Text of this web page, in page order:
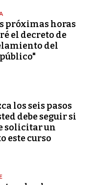
próximas horas
el decreto de
del
los seis pasos
debe seguir si
solicitar un
este curso